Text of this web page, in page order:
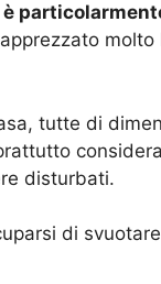
è
tutte di
disturbati.
di